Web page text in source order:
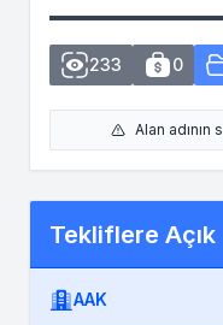
233 0
Alan
Tekliflere Açık
AAK